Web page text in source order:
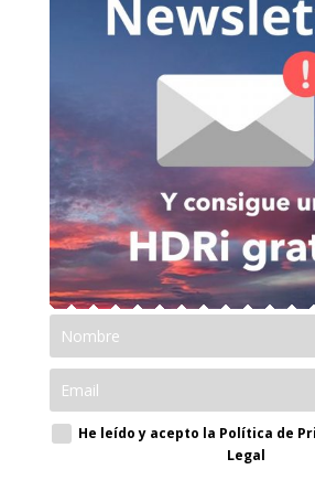
He leído y acepto la Política de
Legal